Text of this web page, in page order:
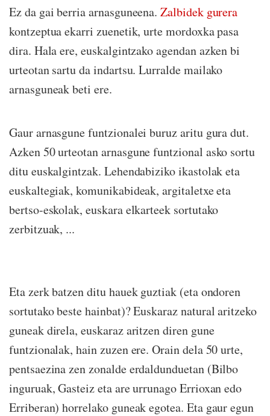
Ez da gai berria arnasguneena.Zalbidek gurera
kontzeptua ekarri zuenetik, urte mordoxka pasa
dira. Hala ere, euskalgintzako agendan azken bi
urteotan sartu da indartsu. Lurralde mailako
arnasguneak beti ere.
Gaur arnasgune funtzionalei buruz aritu gura dut.
Azken 50 urteotan arnasgune funtzional asko sortu
ditu euskalgintzak. Lehendabiziko ikastolak eta
euskaltegiak, komunikabideak, argitaletxe eta
bertso-eskolak, euskara elkarteek sortutako
zerbitzuak, ...
Eta zerk batzen ditu hauek guztiak (eta ondoren
sortutako beste hainbat)? Euskaraz natural aritzeko
guneak direla, euskaraz aritzen diren gune
funtzionalak, hain zuzen ere. Orain dela 50 urte,
pentsaezina zen zonalde erdaldunduetan (Bilbo
inguruak, Gasteiz eta are urrunago Errioxan edo
Erriberan) horrelako guneak egotea. Eta gaur egun